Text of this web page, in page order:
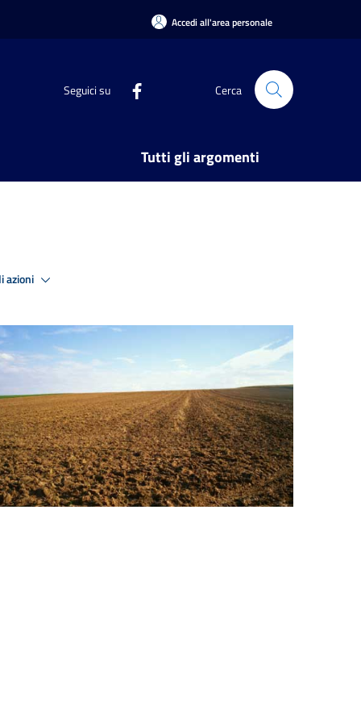
Accedi all'area personale
Seguici su Cerca
Tutti gli argomenti
azioni